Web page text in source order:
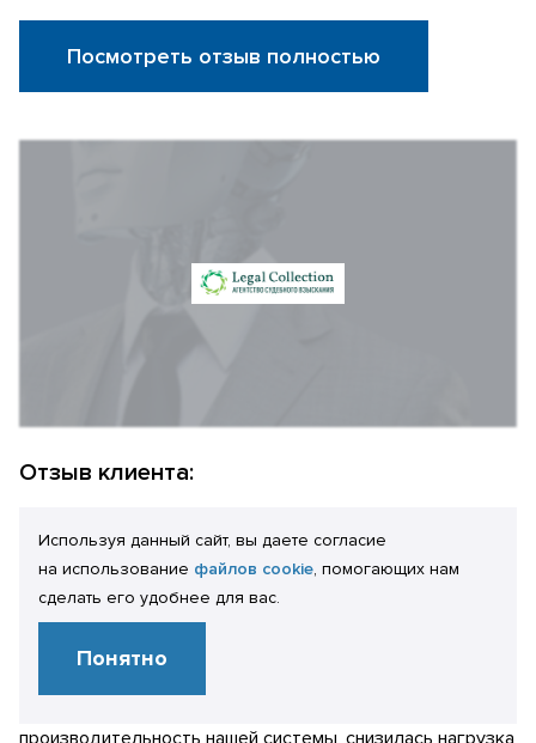
Посмотреть отзыв полностью
Отзыв клиента:
Генеральный директор
Проведенные работы позволили в сотни раз сократить
количество ошибок конфликтов блокировок, а наше ИТ-
подразделение получило рекомендации по поддержке и
производительность нашей системы, снизилась нагрузка
Используя данный сайт, вы даете согласие
на использование файлов cookie, помогающих нам
сделать его удобнее для вас.
Понятно